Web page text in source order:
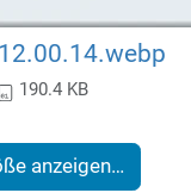
190.4 KB
anzeigen…